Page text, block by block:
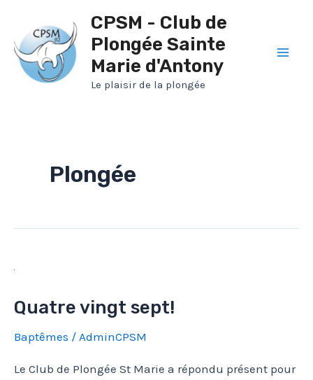
contenu
CPSM - Club de
Plongée Sainte
Marie d'Antony
Le plaisir de la plongée
Plongée
Quatre vingt sept!
Baptêmes / AdminCPSM
Le Club de Plongée St Marie a répondu présent pour